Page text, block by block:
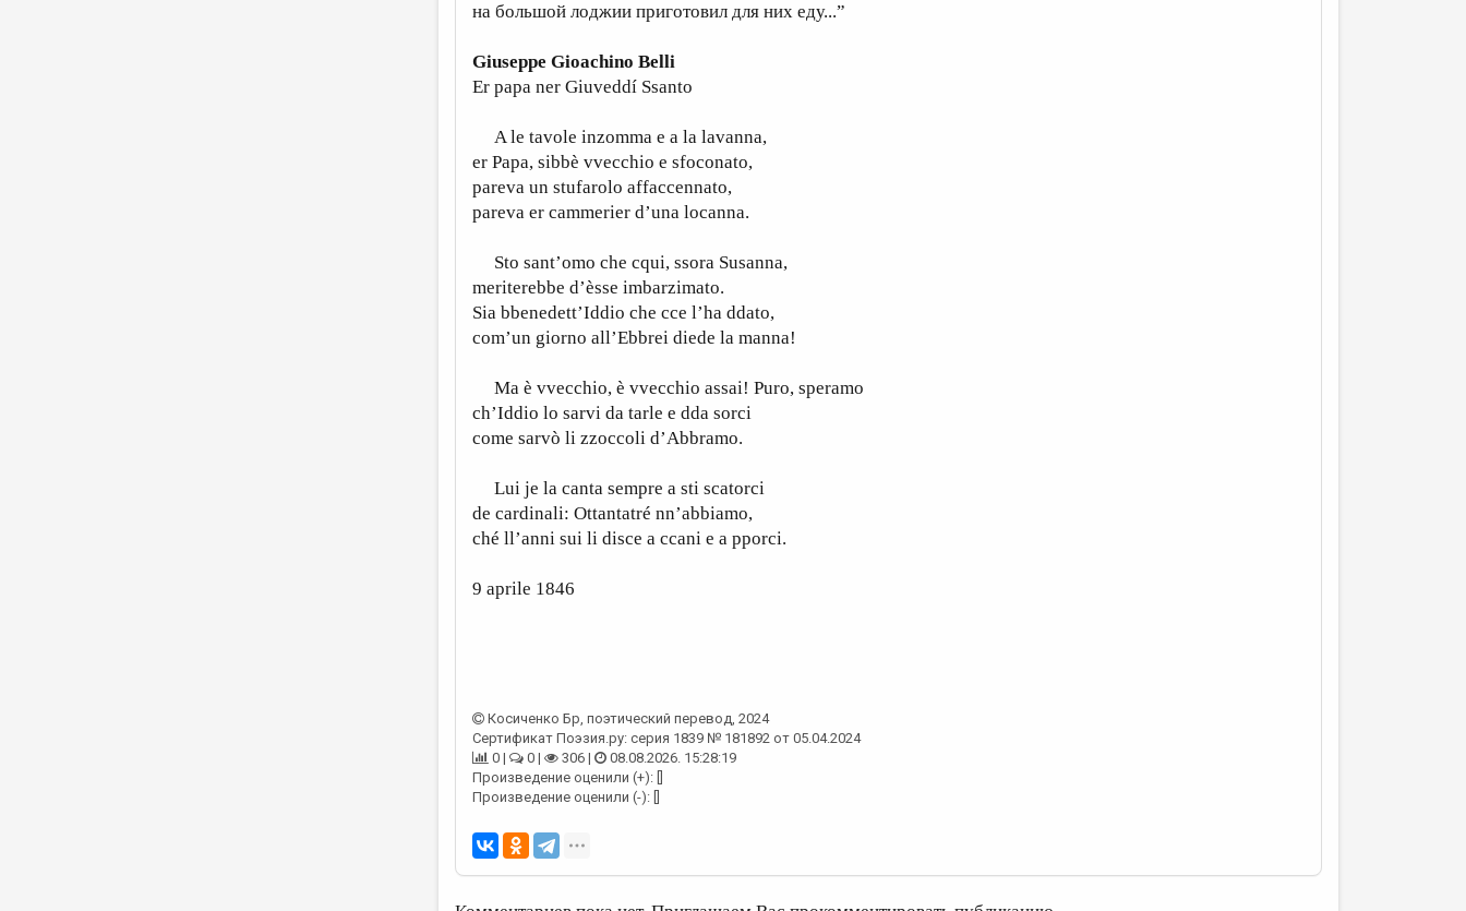
на большой лоджии приготовил для них еду...”
Giuseppe Gioachino Belli
Er papa ner Giuveddí Ssanto
A le tavole inzomma e a la lavanna,
er Papa, sibbè vvecchio e sfoconato,
pareva un stufarolo affaccennato,
pareva er cammerier d’una locanna.
Sto sant’omo che cqui, ssora Susanna,
meriterebbe d’èsse imbarzimato.
Sia bbenedett’Iddio che cce l’ha ddato,
com’un giorno all’Ebbrei diede la manna!
Ma è vvecchio, è vvecchio assai! Puro, speramo
ch’Iddio lo sarvi da tarle e dda sorci
come sarvò li zzoccoli d’Abbramo.
Lui je la canta sempre a sti scatorci
de cardinali: Ottantatré nn’abbiamo,
ché ll’anni sui li disce a ccani e a pporci.
9 aprile 1846
Косиченко Бр, поэтический перевод, 2024
Сертификат Поэзия.ру: серия 1839 № 181892 от 05.04.2024
0 |
0 | 306 |
08.08.2026. 15:28:19
Произведение оценили (+): []
Произведение оценили (-): []